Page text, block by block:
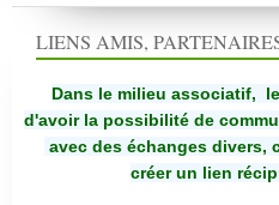
LIENS AMIS,
Dans le milieu associatif,
d'avoir la possibilité de
avec des échanges divers,
créer un lien